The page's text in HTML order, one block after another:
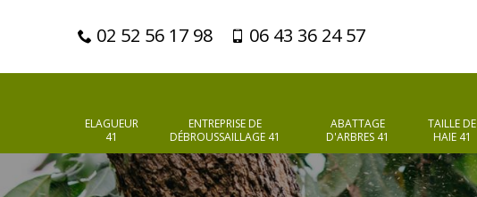
02 52 56 17 98 06 43 36 24 57
ELAGUEUR
41
ENTREPRISE DE
DÉBROUSSAILLAGE 41
ABATTAGE
D'ARBRES 41
TAILLE DE
HAIE 41